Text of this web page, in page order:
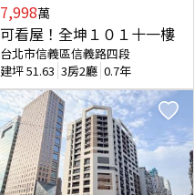
7,998萬
可看屋！全坤１０１十一樓
台北市信義區信義路四段
建坪51.63 3房2廳 0.7年